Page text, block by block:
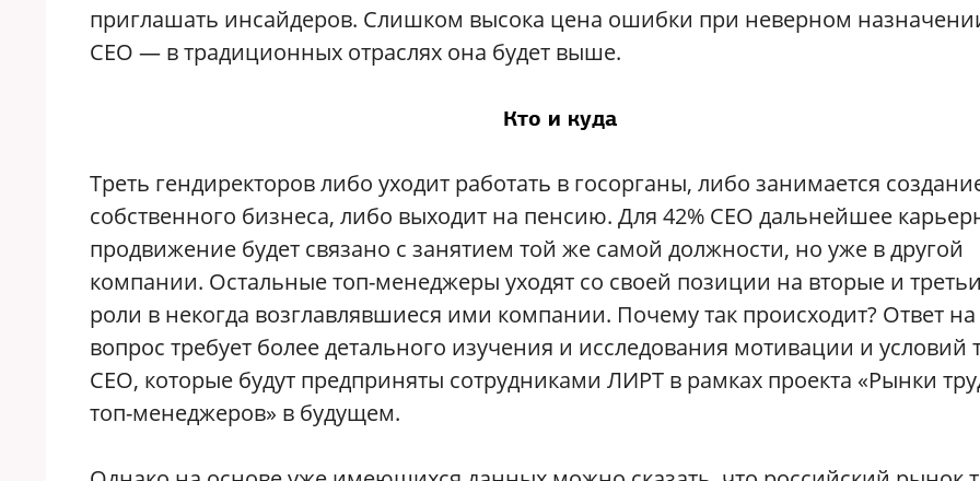
приглашать инсайдеров. Слишком высока цена ошибки при неверном
СЕО — в традиционных отраслях она будет выше.
Кто и куда
Треть гендиректоров либо уходит работать в госорганы, либо занимается
собственного бизнеса, либо выходит на пенсию. Для 42% СЕО дальнейшее
продвижение будет связано с занятием той же самой должности, но уже в другой
компании. Остальные топ-менеджеры уходят со своей позиции на вторые и
роли в некогда возглавлявшиеся ими компании. Почему так происходит? Ответ на
вопрос требует более детального изучения и исследования мотивации и условий
СЕО, которые будут предприняты сотрудниками ЛИРТ в рамках проекта «Рынки
топ-менеджеров» в будущем.